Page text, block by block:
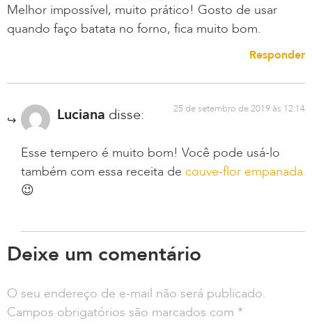
Melhor impossível, muito prático! Gosto de usar
quando faço batata no forno, fica muito bom.
Responder
Luciana disse: 25 de setembro de 2019 às 12:14
Esse tempero é muito bom! Você pode usá-lo
também com essa receita de couve-flor empanada
😉
Deixe um comentário
O seu endereço de e-mail não será publicado.
Campos obrigatórios são marcados com *